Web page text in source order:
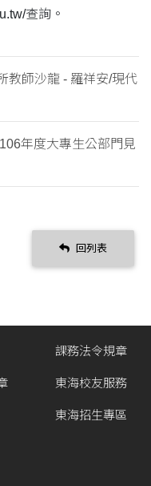
查詢。
教師沙龍 - 羅祥安/現代
年度大專生公部門見
回列表
課務法令規章
東海校友服務
東海招生專區